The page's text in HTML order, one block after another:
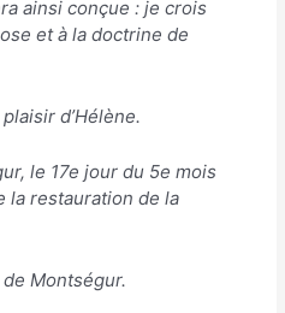
ainsi conçue : je crois
et à la doctrine de
d’Hélène.
le 17e jour du 5e mois
la restauration de la
Montségur.